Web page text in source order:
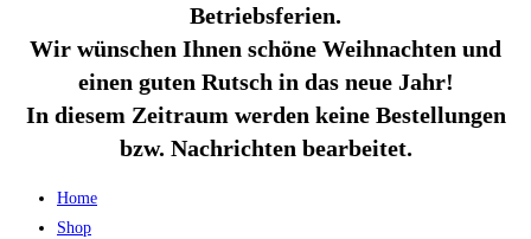
Betriebsferien.
Wir wünschen Ihnen schöne Weihnachten und
einen guten Rutsch in das neue Jahr!
In diesem Zeitraum werden keine Bestellungen
bzw. Nachrichten bearbeitet.
Home
Shop